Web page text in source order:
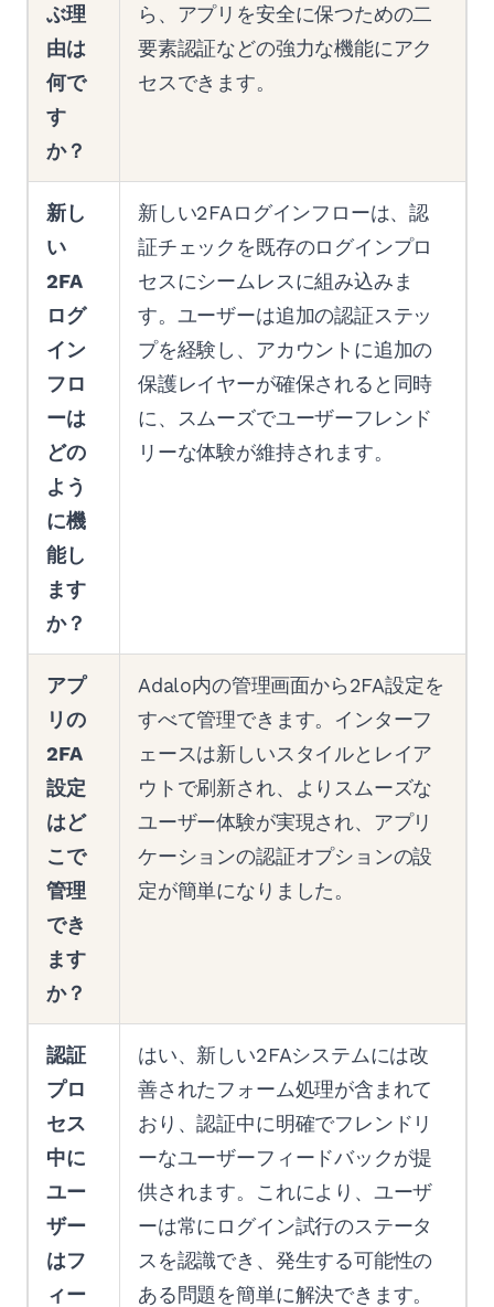
ぶ理
由は
何で
す
か？
ら、アプリを安全に保つための二
要素認証などの強力な機能にアク
セスできます。
新し
い
2FA
ログ
イン
フロ
ーは
どの
よう
に機
能し
ます
か？
新しい2FAログインフローは、認
証チェックを既存のログインプロ
セスにシームレスに組み込みま
す。ユーザーは追加の認証ステッ
プを経験し、アカウントに追加の
保護レイヤーが確保されると同時
に、スムーズでユーザーフレンド
リーな体験が維持されます。
アプ
リの
2FA
設定
はど
こで
管理
でき
ます
か？
Adalo内の管理画面から2FA設定を
すべて管理できます。インターフ
ェースは新しいスタイルとレイア
ウトで刷新され、よりスムーズな
ユーザー体験が実現され、アプリ
ケーションの認証オプションの設
定が簡単になりました。
認証
プロ
セス
中に
ユー
ザー
はフ
ィー
はい、新しい2FAシステムには改
善されたフォーム処理が含まれて
おり、認証中に明確でフレンドリ
ーなユーザーフィードバックが提
供されます。これにより、ユーザ
ーは常にログイン試行のステータ
スを認識でき、発生する可能性の
ある問題を簡単に解決できます。